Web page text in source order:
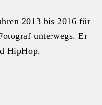
2013 bis 2016 für
unterwegs. Er
HipHop.